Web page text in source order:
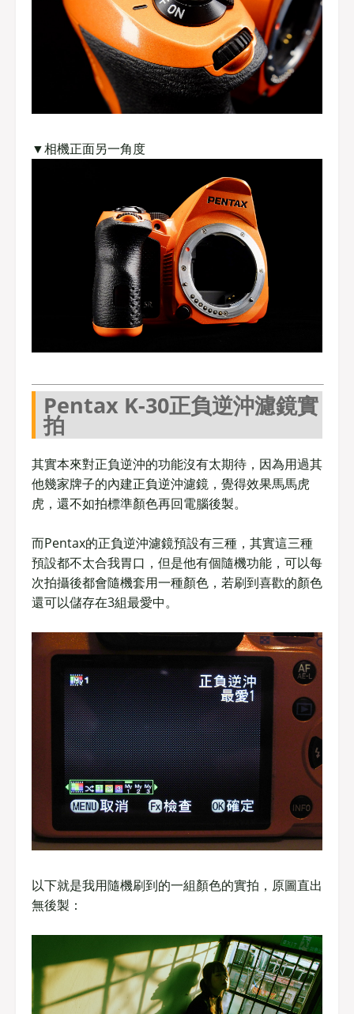
▼相機正面另一角度
Pentax K-30正負逆沖濾鏡實
拍
其實本來對正負逆沖的功能沒有太期待，因為用過其
他幾家牌子的內建正負逆沖濾鏡，覺得效果馬馬虎
虎，還不如拍標準顏色再回電腦後製。
而Pentax的正負逆沖濾鏡預設有三種，其實這三種
預設都不太合我胃口，但是他有個隨機功能，可以每
次拍攝後都會隨機套用一種顏色，若刷到喜歡的顏色
還可以儲存在3組最愛中。
以下就是我用隨機刷到的一組顏色的實拍，原圖直出
無後製：